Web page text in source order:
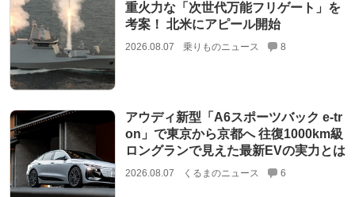
重火力な「次世代万能フリゲート」を
考案！ 北米にアピール開始
2026.08.07 乗りものニュース 8
アウディ新型「A6スポーツバック e-tr
on」で東京から京都へ 往復1000km級
ロングランで見えた最新EVの実力とは
2026.08.07 くるまのニュース 6